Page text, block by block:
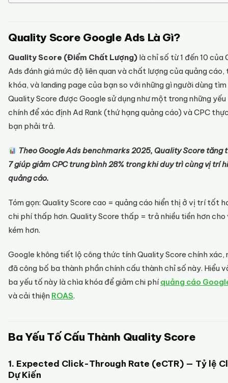
Quality Score Google Ads Là Gì?
Quality Score (Điểm Chất Lượng) là chỉ số từ 1 đến 10 của
Ads đánh giá mức độ liên quan và chất lượng của quảng cáo,
khóa, và landing page của bạn so với những gì người dùng tìm
Quality Score được Google sử dụng như một trong những
chính để xác định Ad Rank (thứ hạng quảng cáo) và CPC
bạn phải trả.
Theo Google Ads benchmarks 2025, Quality Score tăng
7 giúp giảm CPC trung bình 28% trong khi duy trì cùng vị trí
quảng cáo.
Tóm gọn: Quality Score cao = quảng cáo hiển thị ở vị trí tốt
chi phí thấp hơn. Quality Score thấp = trả nhiều tiền hơn
kém hơn.
Google không tiết lộ công thức tính Quality Score chính xác,
đã công bố ba thành phần chính cấu thành chỉ số này. Hiểu
ba yếu tố này là chìa khóa để giảm chi phíquảng cáo
và cải thiện ROAS.
Ba Yếu Tố Cấu Thành Quality Score
1. Expected Click-Through Rate (eCTR) — Tỷ lệ
Dự Kiến